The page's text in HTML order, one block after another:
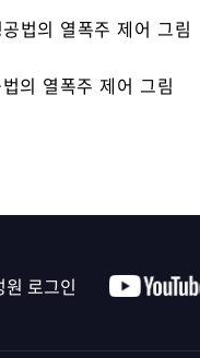
의 열폭주 제어 그림
원 로그인